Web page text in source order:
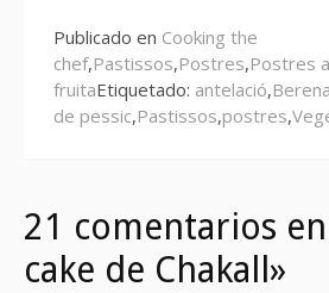
Publicado en Cooking the
chef,Pastissos,Postres,Postres
fruitaEtiquetado: antelació,
de pessic,Pastissos,postres,
21 comentarios
cake de Chakall»